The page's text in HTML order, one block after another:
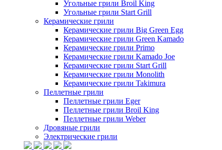
Угольные грили Broil King
Угольные грили Start Grill
Керамические грили
Керамические грили Big Green Egg
Керамические грили Green Kamado
Керамические грили Primo
Керамические грили Kamado Joe
Керамические грили Start Grill
Керамические грили Monolith
Керамические грили Takimura
Пеллетные грили
Пеллетные грили Eger
Пеллетные грили Broil King
Пеллетные грили Weber
Дровяные грили
Электрические грили